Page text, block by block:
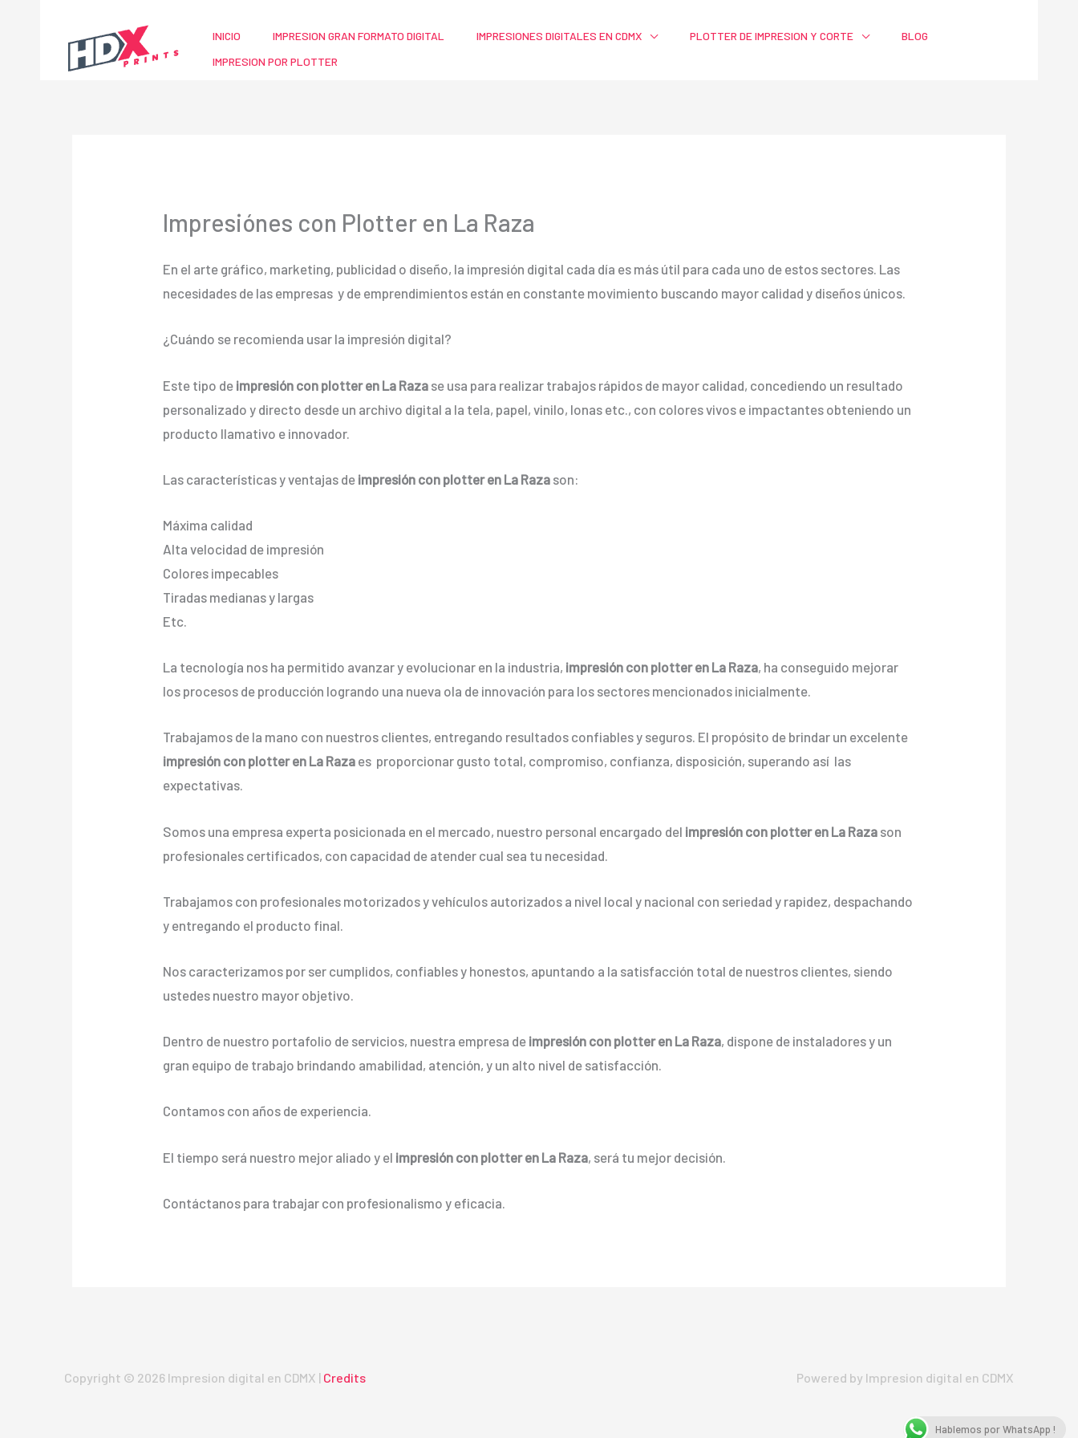
contenido
INICIO IMPRESION GRAN FORMATO DIGITAL IMPRESIONES DIGITALES EN CDMX PLOTTER DE IMPRESION Y CORTE
BLOG
IMPRESION POR PLOTTER
Impresiónes con Plotter en La Raza
En el arte gráfico, marketing, publicidad o diseño, la impresión digital cada día es más útil para cada uno de estos sectores. Las
necesidades de las empresas y de emprendimientos están en constante movimiento buscando mayor calidad y diseños únicos.
¿Cuándo se recomienda usar la impresión digital?
Este tipo de impresión con plotter en La Raza se usa para realizar trabajos rápidos de mayor calidad, concediendo un resultado
personalizado y directo desde un archivo digital a la tela, papel, vinilo, lonas etc., con colores vivos e impactantes obteniendo un
producto llamativo e innovador.
Las características y ventajas de impresión con plotter en La Raza son:
Máxima calidad
Alta velocidad de impresión
Colores impecables
Tiradas medianas y largas
Etc.
La tecnología nos ha permitido avanzar y evolucionar en la industria, impresión con plotter en La Raza, ha conseguido mejorar
los procesos de producción logrando una nueva ola de innovación para los sectores mencionados inicialmente.
Trabajamos de la mano con nuestros clientes, entregando resultados confiables y seguros. El propósito de brindar un excelente
impresión con plotter en La Raza es proporcionar gusto total, compromiso, confianza, disposición, superando así las
expectativas.
Somos una empresa experta posicionada en el mercado, nuestro personal encargado del impresión con plotter en La Raza son
profesionales certificados, con capacidad de atender cual sea tu necesidad.
Trabajamos con profesionales motorizados y vehículos autorizados a nivel local y nacional con seriedad y rapidez, despachando
y entregando el producto final.
Nos caracterizamos por ser cumplidos, confiables y honestos, apuntando a la satisfacción total de nuestros clientes, siendo
ustedes nuestro mayor objetivo.
Dentro de nuestro portafolio de servicios, nuestra empresa de impresión con plotter en La Raza, dispone de instaladores y un
gran equipo de trabajo brindando amabilidad, atención, y un alto nivel de satisfacción.
Contamos con años de experiencia.
El tiempo será nuestro mejor aliado y el impresión con plotter en La Raza, será tu mejor decisión.
Contáctanos para trabajar con profesionalismo y eficacia.
Copyright © 2026 Impresion digital en CDMX | Credits Powered by Impresion digital en CDMX
Hablemos por WhatsApp !